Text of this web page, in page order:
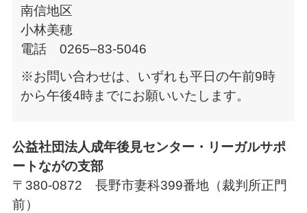
南信地区
小林美穂
電話 0265–83-5046
※お問い合わせは、いずれも平日の午前9時
から午後4時までにお願いいたします。
公益社団法人成年後見センター・リーガルサポ
ートながの支部
〒380-0872 長野市妻科399番地（裁判所正門
前）